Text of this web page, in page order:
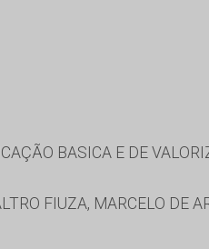
BASICA E DE
FIUZA, MARCELO DE